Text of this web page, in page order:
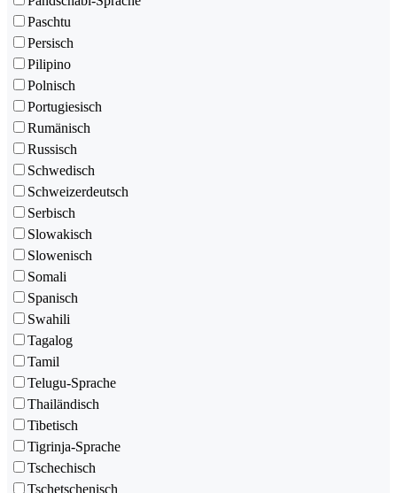
Paschtu
Persisch
Pilipino
Polnisch
Portugiesisch
Rumänisch
Russisch
Schwedisch
Schweizerdeutsch
Serbisch
Slowakisch
Slowenisch
Somali
Spanisch
Swahili
Tagalog
Tamil
Telugu-Sprache
Thailändisch
Tibetisch
Tigrinja-Sprache
Tschechisch
Tschetschenisch